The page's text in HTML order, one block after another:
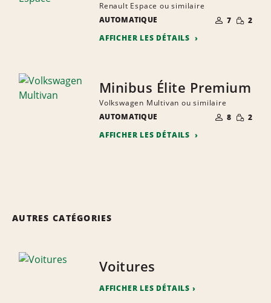
Renault Espace ou similaire
AUTOMATIQUE
NOMBRE DE
PERSONNES
7 PETITE
2
AFFICHER LES DÉTAILS
Minibus Élite Premium
Volkswagen Multivan ou similaire
AUTOMATIQUE
NOMBRE DE
PERSONNES
8 PETITE
2
AFFICHER LES DÉTAILS
AUTRES CATÉGORIES
Voitures
AFFICHER LES DÉTAILS